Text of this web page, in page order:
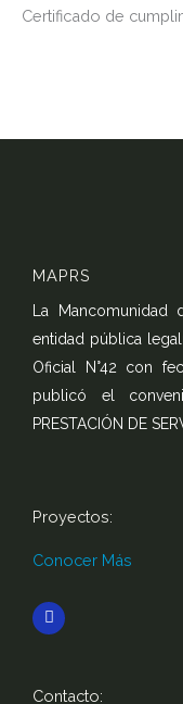
Certificado de
Contacto:
Proyectos:
Conocer Más
F
a
c
o
MAPRS
La Mancomunidad
entidad pública
Oficial N°42 con
publicó el
PRESTACIÓN DE